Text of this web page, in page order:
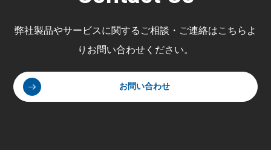
弊社製品やサービスに関するご相談・ご連絡はこちらよ
りお問い合わせください。
お問い合わせ